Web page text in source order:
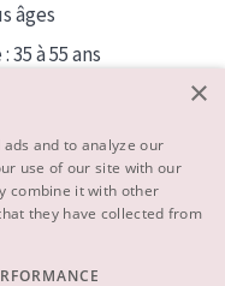
âges
35 à 55 ans
×
and to analyze our
use of our site with our
combine it with other
they have collected from